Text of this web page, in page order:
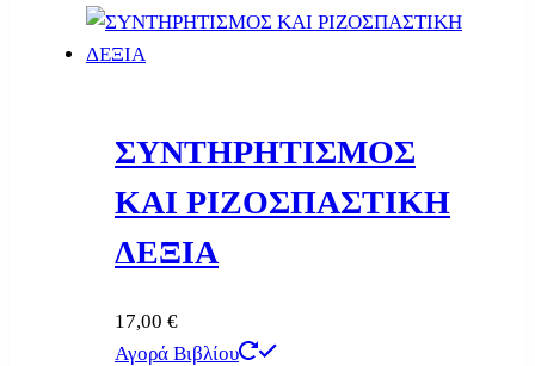
ΣΥΝΤΗΡΗΤΙΣΜΟΣ
ΚΑΙ ΡΙΖΟΣΠΑΣΤΙΚΗ
ΔΕΞΙΑ
17,00 €
Αγορά Βιβλίου